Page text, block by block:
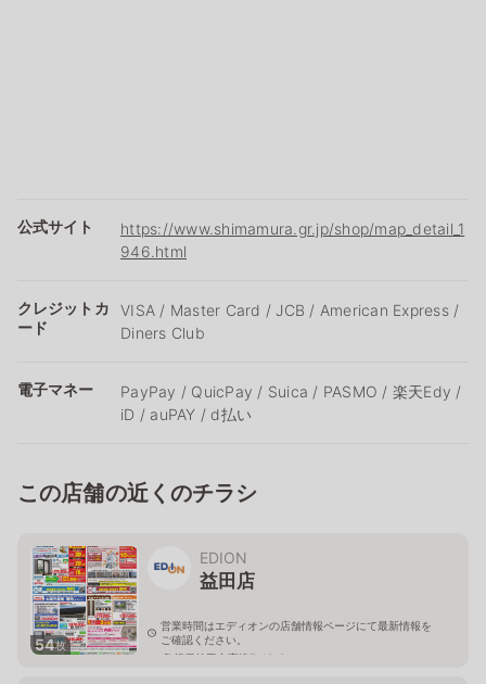
公式サイト
https://www.shimamura.gr.jp/shop/map_detail_1
946.html
クレジットカ
ード
VISA / Master Card / JCB / American Express /
Diners Club
電子マネー
PayPay / QuicPay / Suica / PASMO / 楽天Edy /
iD / auPAY / d払い
この店舗の近くのチラシ
54枚
EDION
益田店
営業時間はエディオンの店舗情報ページにて最新情報を
ご確認ください。
島根県益田市高津7-10-3